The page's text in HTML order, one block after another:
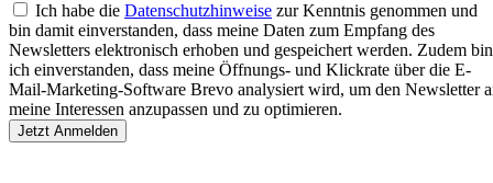
Ich habe die Datenschutzhinweise zur Kenntnis genommen und
bin damit einverstanden, dass meine Daten zum Empfang des
Newsletters elektronisch erhoben und gespeichert werden. Zudem bin
ich einverstanden, dass meine Öffnungs- und Klickrate über die E-
Mail-Marketing-Software Brevo analysiert wird, um den Newsletter
meine Interessen anzupassen und zu optimieren.
Jetzt Anmelden